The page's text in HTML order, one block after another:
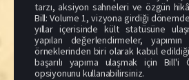
tarzı, aksiyon sahneleri ve özgün
Bill: Volume 1, vizyona girdiği
yıllar içerisinde kült statüsüne
yapılan değerlendirmeler,
örneklerinden biri olarak kabul
başarılı yapıma ulaşmak için
opsiyonunu kullanabilirsiniz.